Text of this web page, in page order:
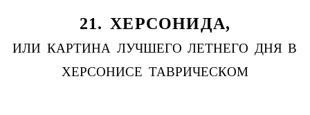
21. ХЕРСОНИДА,
ИЛИ КАРТИНА ЛУЧШЕГО ЛЕТНЕГО ДНЯ В
ХЕРСОНИСЕ ТАВРИЧЕСКОМ